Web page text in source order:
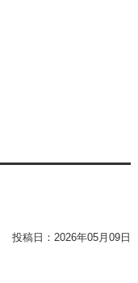
投稿日： 2026年05月09日